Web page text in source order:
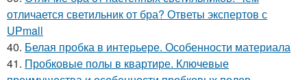
отличается светильник от бра? Ответы экспертов с
UPmall
40. Белая пробка в интерьере. Особенности материала
41. Пробковые полы в квартире. Ключевые